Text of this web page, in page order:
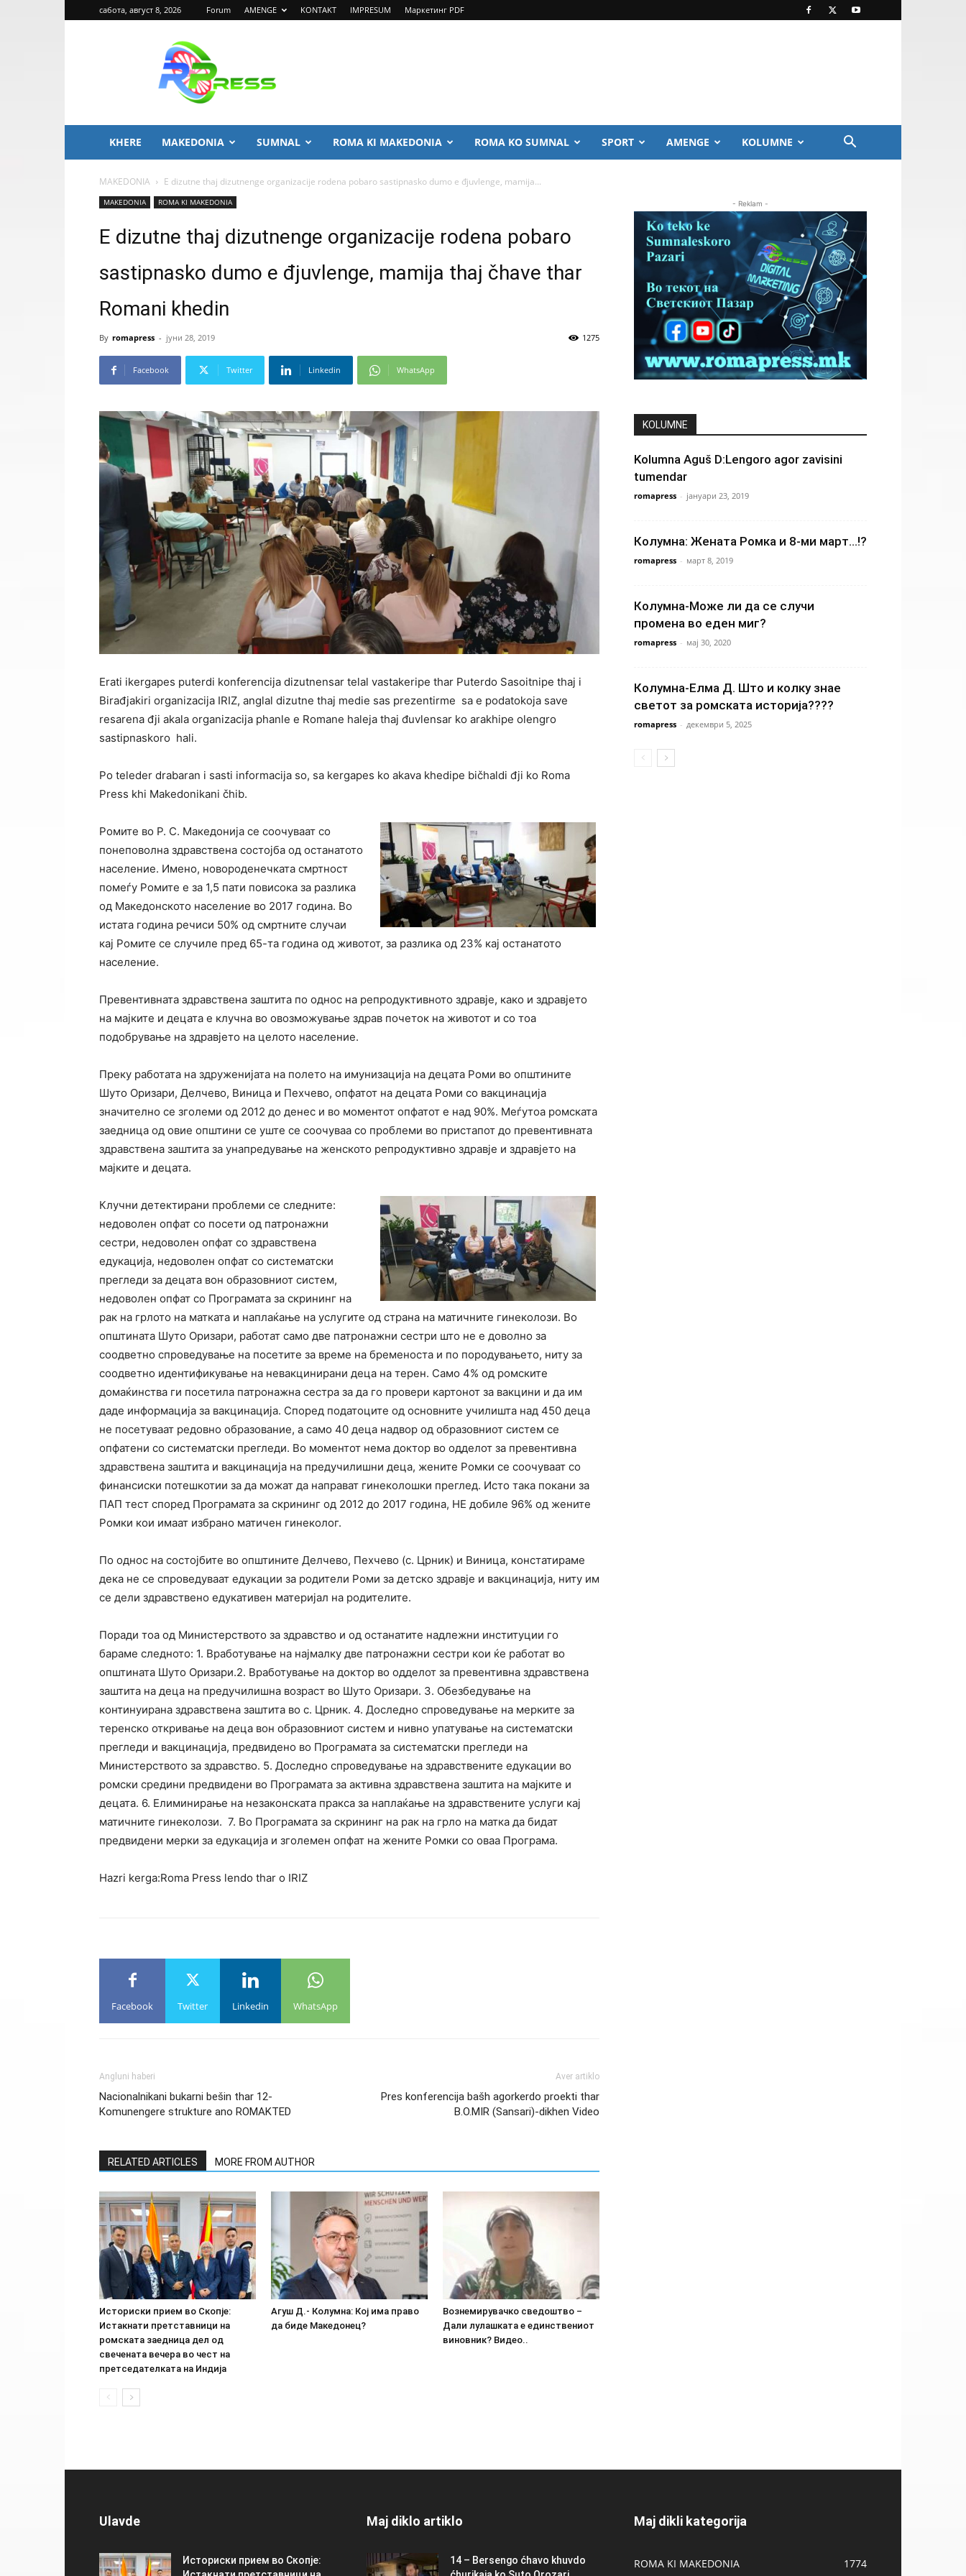
сабота, август 8, 2026 Forum AMENGE KONTAKT IMPRESUM Маркетинг PDF
PRESS
KHERE MAKEDONIA SUMNAL ROMA KI MAKEDONIA ROMA KO SUMNAL SPORT AMENGE KOLUMNE
MAKEDONIA E dizutne thaj dizutnenge organizacije rodena pobaro sastipnasko dumo e đjuvlenge, mamija...
MAKEDONIA ROMA KI MAKEDONIA
E dizutne thaj dizutnenge organizacije rodena pobaro
sastipnasko dumo e đjuvlenge, mamija thaj čhave thar
Romani khedin
By romapress - јуни 28, 2019 1275
Facebook Twitter Linkedin WhatsApp
Erati ikergapes puterdi konferencija dizutnensar telal vastakeripe thar Puterdo Sasoitnipe thaj i
Birađjakiri organizacija IRIZ, anglal dizutne thaj medie sas prezentirme sa e podatokoja save
resarena đji akala organizacija phanle e Romane haleja thaj đuvlensar ko arakhipe olengro
sastipnaskoro hali.
Po teleder drabaran i sasti informacija so, sa kergapes ko akava khedipe bičhaldi đji ko Roma
Press khi Makedonikani čhib.
Ромите во Р. С. Македонија се соочуваат со
понеповолна здравствена состојба од останатото
население. Имено, новороденечката смртност
помеѓу Ромите е за 1,5 пати повисока за разлика
од Македонското население во 2017 година. Во
истата година речиси 50% од смртните случаи
кај Ромите се случиле пред 65-та година од животот, за разлика од 23% кај останатото
население.
Превентивната здравствена заштита по однос на репродуктивното здравје, како и здравјето
на мајките и децата е клучна во овозможување здрав почеток на животот и со тоа
подобрување на здравјето на целото население.
Преку работата на здруженијата на полето на имунизација на децата Роми во општините
Шуто Оризари, Делчево, Виница и Пехчево, опфатот на децата Роми со вакцинација
значително се зголеми од 2012 до денес и во моментот опфатот е над 90%. Меѓутоа ромската
заедница од овие општини се уште се соочуваа со проблеми во пристапот до превентивната
здравствена заштита за унапредување на женското репродуктивно здравје и здравјето на
мајките и децата.
Клучни детектирани проблеми се следните:
недоволен опфат со посети од патронажни
сестри, недоволен опфат со здравствена
едукација, недоволен опфат со систематски
прегледи за децата вон образовниот систем,
недоволен опфат со Програмата за скрининг на
рак на грлото на матката и наплаќање на услугите од страна на матичните гинеколози. Во
општината Шуто Оризари, работат само две патронажни сестри што не е доволно за
соодветно спроведување на посетите за време на бременоста и по породувањето, ниту за
соодветно идентификување на невакцинирани деца на терен. Само 4% од ромските
домаќинства ги посетила патронажна сестра за да го провери картонот за вакцини и да им
даде информација за вакцинација. Според податоците од основните училишта над 450 деца
не посетуваат редовно образование, а само 40 деца надвор од образовниот систем се
опфатени со систематски прегледи. Во моментот нема доктор во одделот за превентивна
здравствена заштита и вакцинација на предучилишни деца, жените Ромки се соочуваат со
финансиски потешкотии за да можат да направат гинеколошки преглед. Исто така покани за
ПАП тест според Програмата за скрининг од 2012 до 2017 година, НЕ добиле 96% од жените
Ромки кои имаат избрано матичен гинеколог.
По однос на состојбите во општините Делчево, Пехчево (с. Црник) и Виница, констатираме
дека не се спроведуваат едукации за родители Роми за детско здравје и вакцинација, ниту им
се дели здравствено едукативен материјал на родителите.
Поради тоа од Министерството за здравство и од останатите надлежни институции го
бараме следното: 1. Вработување на најмалку две патронажни сестри кои ќе работат во
општината Шуто Оризари.2. Вработување на доктор во одделот за превентивна здравствена
заштита на деца на предучилишна возраст во Шуто Оризари. 3. Обезбедување на
континуирана здравствена заштита во с. Црник. 4. Доследно спроведување на мерките за
теренско откривање на деца вон образовниот систем и нивно упатување на систематски
прегледи и вакцинација, предвидено во Програмата за систематски прегледи на
Министерството за здравство. 5. Доследно спроведување на здравствените едукации во
ромски средини предвидени во Програмата за активна здравствена заштита на мајките и
децата. 6. Елиминирање на незаконската пракса за наплаќање на здравствените услуги кај
матичните гинеколози. 7. Во Програмата за скрининг на рак на грло на матка да бидат
предвидени мерки за едукација и зголемен опфат на жените Ромки со оваа Програма.
Hazri kerga:Roma Press lendo thar o IRIZ
Facebook Twitter Linkedin WhatsApp
Angluni haberi
Nacionalnikani bukarni bešin thar 12-
Komunengere strukture ano ROMAKTED
Aver artiklo
Pres konferencija bašh agorkerdo proekti thar
B.O.MIR (Sansari)-dikhen Video
RELATED ARTICLES MORE FROM AUTHOR
Историски прием во Скопје:
Истакнати претставници на
ромската заедница дел од
свечената вечера во чест на
претседателката на Индија
Агуш Д.- Колумна: Кој има право
да биде Македонец?
Вознемирувачко сведоштво –
Дали лулашката е единствениот
виновник? Видео..
- Reklam -
KOLUMNE
Kolumna Aguš D:Lengoro agor zavisini
tumendar
romapress - јануари 23, 2019
Колумна: Жената Ромка и 8-ми март…!?
romapress - март 8, 2019
Колумна-Може ли да се случи
промена во еден миг?
romapress - мај 30, 2020
Колумна-Елма Д. Што и колку знае
светот за ромската историја????
romapress - декември 5, 2025
Ulavde
Историски прием во Скопје:
Maj diklo artiklo
14 – Bersengo ćhavo khuvdo
Maj dikli kategorija
ROMA KI MAKEDONIA 1774